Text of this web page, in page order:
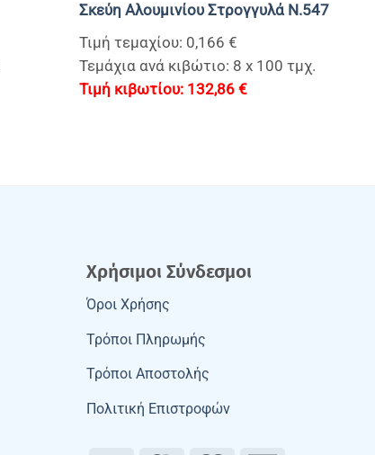
Σκεύη Αλουμινίου Στρογγυλά Ν.547
Τιμή τεμαχίου: 0,166 €
Τεμάχια ανά κιβώτιο: 8 x 100 τμχ.
132,86€
Χρήσιμοι Σύνδεσμοι
Όροι Χρήσης
Τρόποι Πληρωμής
Τρόποι Αποστολής
Πολιτική Επιστροφών